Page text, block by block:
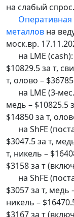
на слабый спрос.
металлов на
моск.вр.
на LME (cash):
$10829.5 за т,
т, олово –
на LME (3-мес.
медь – $10825.5
$14850 за т,
на ShFE
$3047.5 за т,
т, никель –
$3158 за т
на ShFE
$3057 за т, медь
никель –
$3167 за т